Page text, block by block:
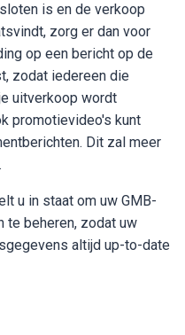
is en de verkoop
zorg er dan voor
op een bericht op de
zodat iedereen die
uitverkoop wordt
promotievideo's kunt
Dit zal meer
u in staat om uw GMB-
te beheren, zodat uw
altijd up-to-date